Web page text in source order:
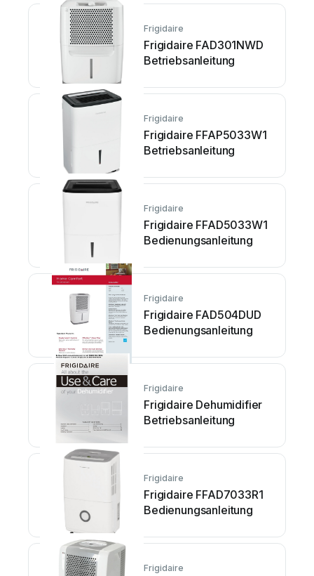
Frigidaire
Frigidaire FAD301NWD
Betriebsanleitung
Frigidaire
Frigidaire FFAP5033W1
Betriebsanleitung
Frigidaire
Frigidaire FFAD5033W1
Bedienungsanleitung
Frigidaire
Frigidaire FAD504DUD
Bedienungsanleitung
Frigidaire
Frigidaire Dehumidifier
Betriebsanleitung
Frigidaire
Frigidaire FFAD7033R1
Bedienungsanleitung
Frigidaire